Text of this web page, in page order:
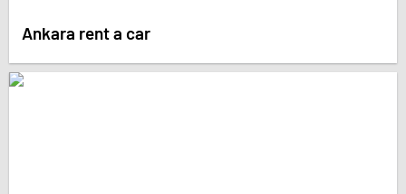
Ankara rent a car